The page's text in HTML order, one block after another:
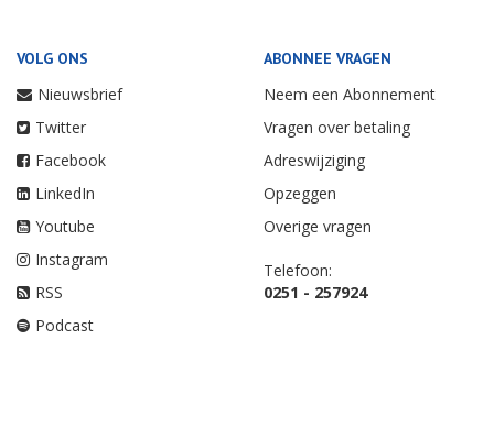
VOLG ONS
Nieuwsbrief
Twitter
Facebook
LinkedIn
Youtube
Instagram
RSS
Podcast
ABONNEE VRAGEN
Neem een Abonnement
Vragen over betaling
Adreswijziging
Opzeggen
Overige vragen
Telefoon:
0251 - 257924